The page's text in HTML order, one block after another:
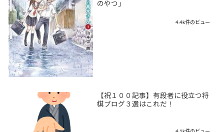
のやつ」
4.4k件のビュー
【祝１００記事】有段者に役立つ将
棋ブログ３選はこれだ！